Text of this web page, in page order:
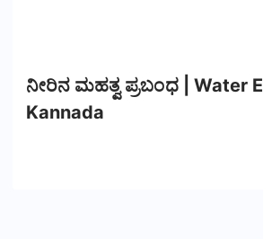
ನೀರಿನ ಮಹತ್ವ ಪ್ರಬಂಧ | Water
Kannada